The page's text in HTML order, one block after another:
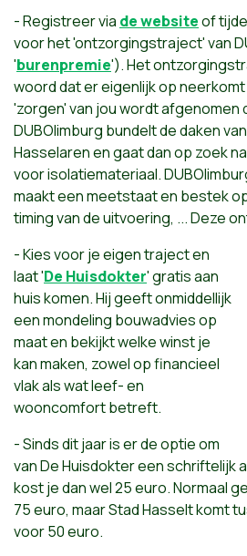
- Registreer via de websiteof
voor het 'ontzorgingstraject' van
'burenpremie'). Het
woord dat er eigenlijk op
'zorgen' van jou wordt afgenomen
DUBOlimburg bundelt de daken
Hasselaren en gaat dan op zoek
voor isolatiemateriaal.
maakt een meetstaat en bestek
timing van de uitvoering, ... Deze
- Kies voor je eigen traject en
laat 'De Huisdokter' gratis aan
huis komen. Hij geeft onmiddellijk
een mondeling bouwadvies op
maat en bekijkt welke winst je
kan maken, zowel op financieel
vlak als wat leef- en
wooncomfort betreft.
- Sinds dit jaar is er de optie om
van De Huisdokter een schriftelijk
kost je dan wel 25 euro. Normaal
75 euro, maar Stad Hasselt komt
voor 50 euro.